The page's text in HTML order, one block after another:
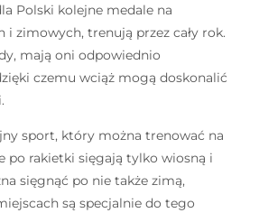
Polski kolejne medale na
zimowych, trenują przez cały rok.
mają oni odpowiednio
czemu wciąż mogą doskonalić
sport, który można trenować na
po rakietki sięgają tylko wiosną i
sięgnąć po nie także zimą,
są specjalnie do tego